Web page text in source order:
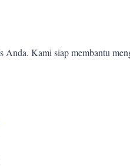
Kami siap membantu